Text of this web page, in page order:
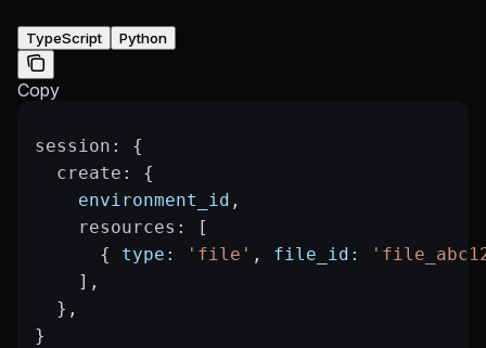
TypeScript Python
Copy
session : {
  create
: {
    environment_id
,
    resources
: [
      {
type: 'file' , file_id:
    ],
  },
}